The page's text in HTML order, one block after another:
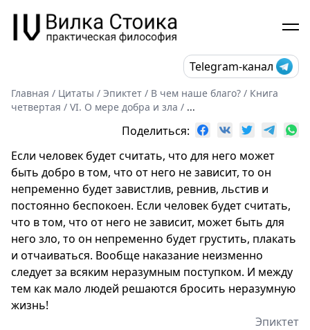
Telegram-канал
Главная / Цитаты / Эпиктет / В чем наше благо? / Книга
четвертая / VI. О мере добра и зла / ...
Поделиться:
Если человек будет считать, что для него может
быть добро в том, что от него не зависит, то он
непременно будет завистлив, ревнив, льстив и
постоянно беспокоен. Если человек будет считать,
что в том, что от него не зависит, может быть для
него зло, то он непременно будет грустить, плакать
и отчаиваться. Вообще наказание неизменно
следует за всяким неразумным поступком. И между
тем как мало людей решаются бросить неразумную
жизнь!
Эпиктет